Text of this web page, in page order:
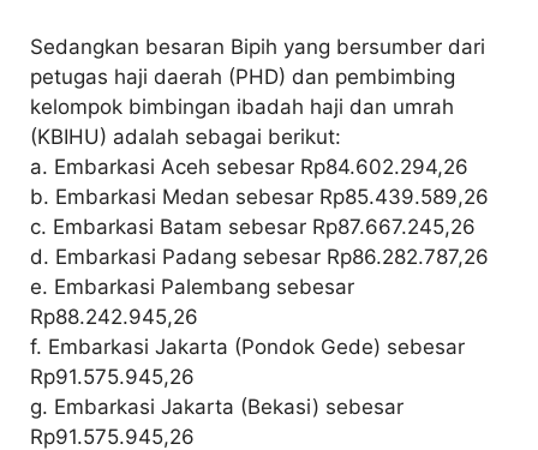
Sedangkan besaran Bipih yang bersumber dari
petugas haji daerah (PHD) dan pembimbing
kelompok bimbingan ibadah haji dan umrah
(KBIHU) adalah sebagai berikut:
a. Embarkasi Aceh sebesar Rp84.602.294,26
b. Embarkasi Medan sebesar Rp85.439.589,26
c. Embarkasi Batam sebesar Rp87.667.245,26
d. Embarkasi Padang sebesar Rp86.282.787,26
e. Embarkasi Palembang sebesar
Rp88.242.945,26
f. Embarkasi Jakarta (Pondok Gede) sebesar
Rp91.575.945,26
g. Embarkasi Jakarta (Bekasi) sebesar
Rp91.575.945,26